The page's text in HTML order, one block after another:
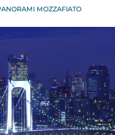
MOZZAFIATO